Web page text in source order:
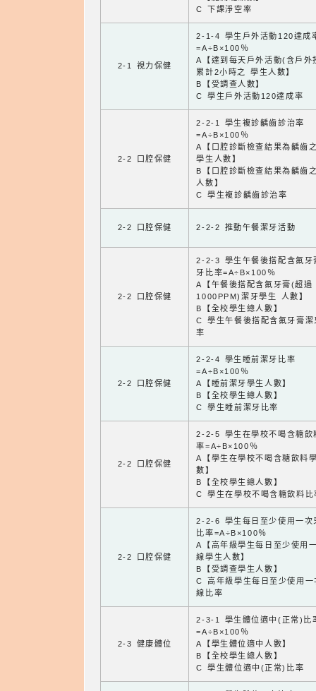
C 下課淨空率
2-1 視力保健
2-1-4 學生戶外活動120達成
=A÷B×100％
A【達到每天戶外活動(含戶外
累計2小時之 學生人數】
B【受調查人數】
C 學生戶外活動120達成率
2-2 口腔保健
2-2-1 學生複診齲齒診治率
=A÷B×100％
A【口腔診斷檢查結果為齲齒
學生人數】
B【口腔診斷檢查結果為齲齒
人數】
C 學生複診齲齒診治率
2-2 口腔保健 2-2-2 推動午餐潔牙活動
2-2 口腔保健
2-2-3 學生午餐後搭配含氟牙
牙比率=A÷B×100％
A【午餐後搭配含氟牙膏(超過
1000PPM)潔牙學生 人數】
B【全校學生總人數】
C 學生午餐後搭配含氟牙膏潔
率
2-2 口腔保健
2-2-4 學生睡前潔牙比率
=A÷B×100％
A【睡前潔牙學生人數】
B【全校學生總人數】
C 學生睡前潔牙比率
2-2 口腔保健
2-2-5 學生在學校不喝含糖飲
率=A÷B×100％
A【學生在學校不喝含糖飲料
數】
B【全校學生總人數】
C 學生在學校不喝含糖飲料比
2-2 口腔保健
2-2-6 學生每日至少使用一次
比率=A÷B×100％
A【高年級學生每日至少使用
線學生人數】
B【受調查學生人數】
C 高年級學生每日至少使用一
線比率
2-3 健康體位
2-3-1 學生體位適中(正常)比
=A÷B×100％
A【學生體位適中人數】
B【全校學生總人數】
C 學生體位適中(正常)比率